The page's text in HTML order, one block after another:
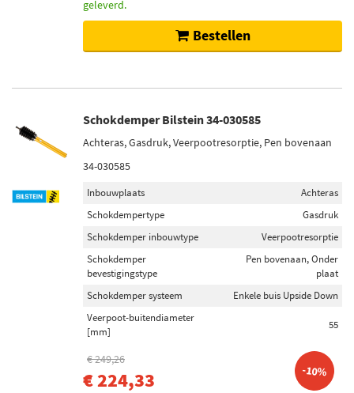
geleverd.
Bestellen
Schokdemper Bilstein 34-030585
Achteras, Gasdruk, Veerpootresorptie, Pen bovenaan
34-030585
Inbouwplaats
Achteras
Schokdempertype
Gasdruk
Schokdemper inbouwtype
Veerpootresorptie
Schokdemper
bevestigingstype
Pen bovenaan, Onder
plaat
Schokdemper systeem
Enkele buis Upside Down
Veerpoot-buitendiameter
[mm]
55
€ 249,26
€ 224,33 -10%